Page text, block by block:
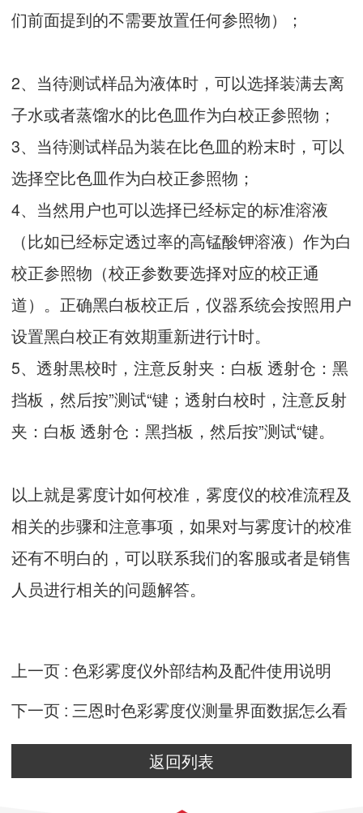
们前面提到的不需要放置任何参照物）；
2、当待测试样品为液体时，可以选择装满去离
子水或者蒸馏水的比色皿作为白校正参照物；
3、当待测试样品为装在比色皿的粉末时，可以
选择空比色皿作为白校正参照物；
4、当然用户也可以选择已经标定的标准溶液
（比如已经标定透过率的高锰酸钾溶液）作为白
校正参照物（校正参数要选择对应的校正通
道）。正确黑白板校正后，仪器系统会按照用户
设置黑白校正有效期重新进行计时。
5、透射黒校时，注意反射夹：白板 透射仓：黑
挡板，然后按”测试“键；透射白校时，注意反射
夹：白板 透射仓：黑挡板，然后按”测试“键。
以上就是雾度计如何校准，雾度仪的校准流程及
相关的步骤和注意事项，如果对与雾度计的校准
还有不明白的，可以联系我们的客服或者是销售
人员进行相关的问题解答。
上一页 : 色彩雾度仪外部结构及配件使用说明
下一页 : 三恩时色彩雾度仪测量界面数据怎么看
返回列表